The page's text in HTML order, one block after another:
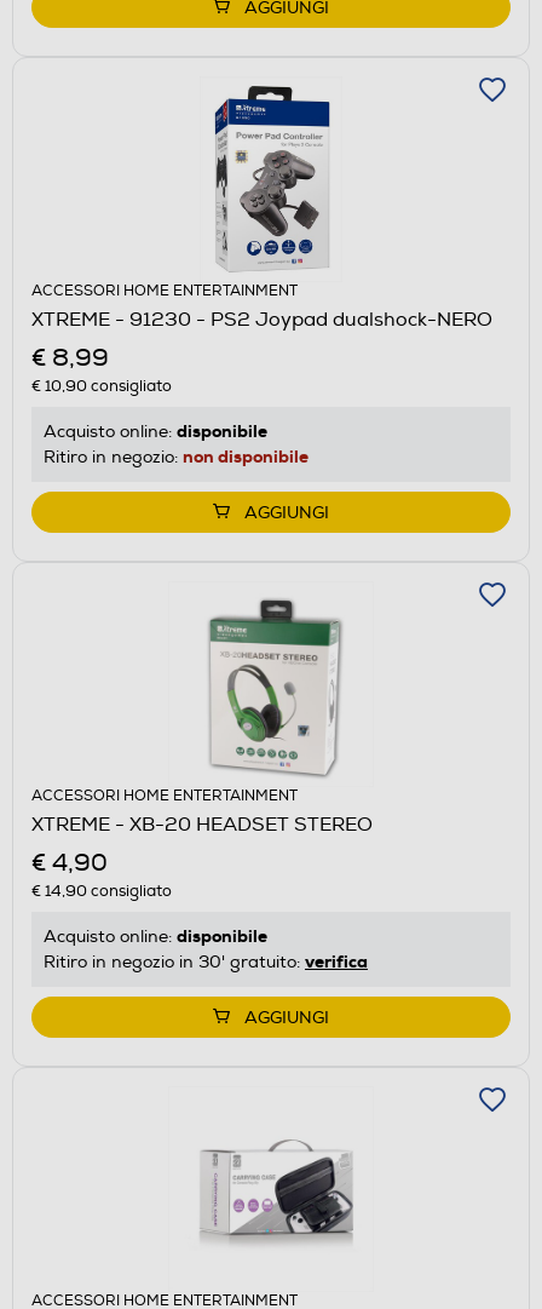
AGGIUNGI
ACCESSORI HOME ENTERTAINMENT
XTREME - 91230 - PS2 Joypad dualshock-NERO
€ 8,99
€ 10,90consigliato
Acquisto online: disponibile
Ritiro in negozio: non disponibile
AGGIUNGI
ACCESSORI HOME ENTERTAINMENT
XTREME - XB-20 HEADSET STEREO
€ 4,90
€ 14,90consigliato
Acquisto online: disponibile
Ritiro in negozio in 30' gratuito: verifica
AGGIUNGI
ACCESSORI HOME ENTERTAINMENT